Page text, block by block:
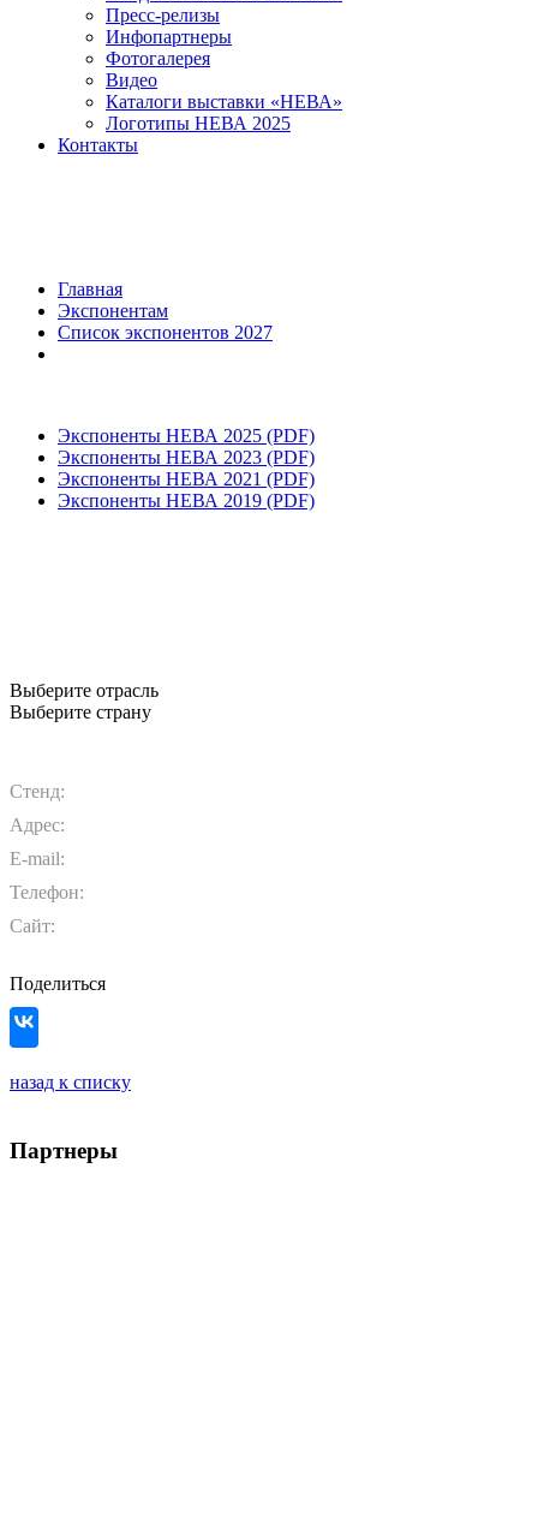
Пресс-релизы
Инфопартнеры
Фотогалерея
Видео
Каталоги выставки «НЕВА»
Логотипы НЕВА 2025
Контакты
Главная
Экспонентам
Список экспонентов 2027
Экспоненты НЕВА 2025 (PDF)
Экспоненты НЕВА 2023 (PDF)
Экспоненты НЕВА 2021 (PDF)
Экспоненты НЕВА 2019 (PDF)
Выберите отрасль
Выберите страну
Стенд:
Адрес:
E-mail:
Телефон:
Сайт:
Поделиться
назад к списку
Партнеры